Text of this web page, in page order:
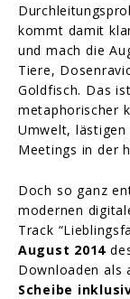
kommt damit
und mach die
Tiere,
Goldfisch. Das
metaphorischer
Umwelt, lästigen
Meetings in der
Doch so ganz
modernen
Track
August 2014
Downloaden als
Scheibe